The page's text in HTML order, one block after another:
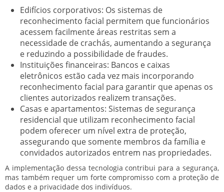
Edifícios corporativos: Os sistemas de
reconhecimento facial permitem que funcionários
acessem facilmente áreas restritas sem a
necessidade de crachás, aumentando a segurança
e reduzindo a possibilidade de fraudes.
Instituições financeiras: Bancos e caixas
eletrônicos estão cada vez mais incorporando
reconhecimento facial para garantir que apenas os
clientes autorizados realizem transações.
Casas e apartamentos: Sistemas de segurança
residencial que utilizam reconhecimento facial
podem oferecer um nível extra de proteção,
assegurando que somente membros da família e
convidados autorizados entrem nas propriedades.
A implementação dessa tecnologia contribui para a segurança,
mas também requer um forte compromisso com a proteção de
dados e a privacidade dos indivíduos.